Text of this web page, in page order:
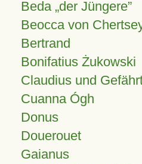
Beda „der Jüngere”
Beocca von
Bertrand
Bonifatius Żukowski
Claudius und
Cuanna Ógh
Donus
Douerouet
Gaianus